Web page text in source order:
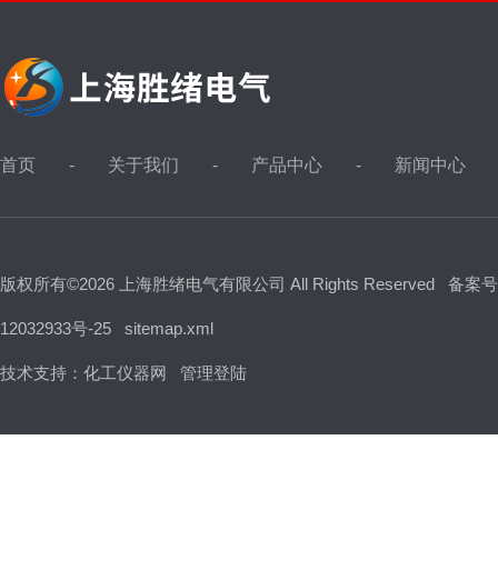
首页 关于我们 产品中心 新闻中心
版权所有©2026 上海胜绪电气有限公司 All Rights Reserved 备案
12032933号-25 sitemap.xml
技术支持： 化工仪器网 管理登陆